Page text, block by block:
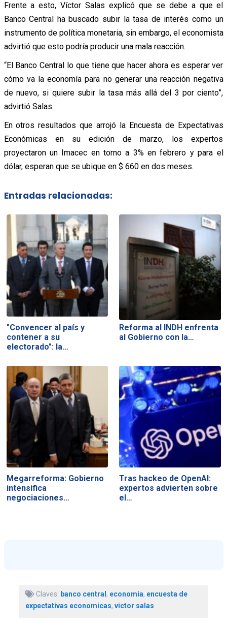
Frente a esto, Víctor Salas explicó que se debe a que el
Banco Central ha buscado subir la tasa de interés como un
instrumento de política monetaria, sin embargo, el economista
advirtió que esto podría producir una mala reacción.
“El Banco Central lo que tiene que hacer ahora es esperar ver
cómo va la economía para no generar una reacción negativa
de nuevo, si quiere subir la tasa más allá del 3 por ciento”,
advirtió Salas.
En otros resultados que arrojó la Encuesta de Expectativas
Económicas en su edición de marzo, los expertos
proyectaron un Imacec en torno a 3% en febrero y para el
dólar, esperan que se ubique en $ 660 en dos meses.
Entradas relacionadas:
"Convencer al país y
contener a su
electorado": la…
Reforma al INDH enfrenta
al Gobierno con la…
Megarreforma: Gobierno
intensifica
negociaciones…
Tras hackeo de OpenAI:
expertos advierten sobre
el…
Claves: banco central , economía, encuesta de
expectativas economicas, victor salas